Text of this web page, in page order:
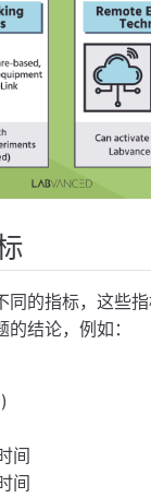
同的指标，这些
结论，例如：
间
间